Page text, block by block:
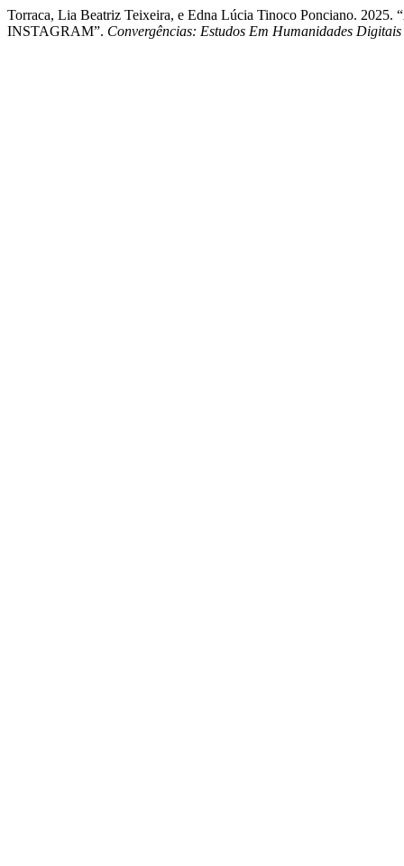
Torraca, Lia Beatriz Teixeira, e Edna Lúcia Tinoco Ponciano.
INSTAGRAM”. Convergências: Estudos Em Humanidades Digitais